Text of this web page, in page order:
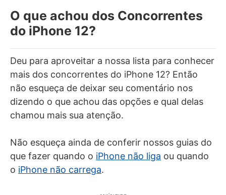
O que achou dos Concorrentes
do iPhone 12?
Deu para aproveitar a nossa lista para conhecer
mais dos concorrentes do iPhone 12? Então
não esqueça de deixar seu comentário nos
dizendo o que achou das opções e qual delas
chamou mais sua atenção.
Não esqueça ainda de conferir nossos guias do
que fazer quando o iPhone não liga ou quando
o iPhone não carrega.